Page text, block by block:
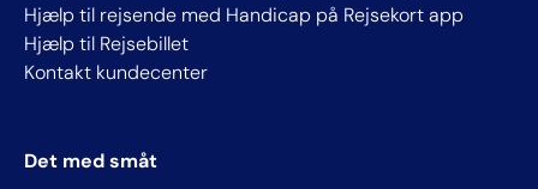
Hjælp til rejsende med Handicap på Rejsekort app
Hjælp til Rejsebillet
Kontakt kundecenter
Det med småt